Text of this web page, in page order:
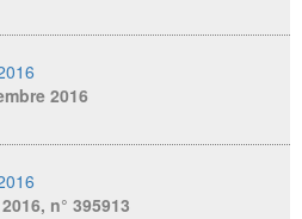
2016
n° 395913